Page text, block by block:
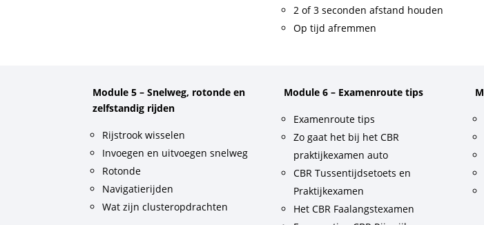
2 of 3 seconden afstand houden
Op tijd afremmen
Module 5 – Snelweg, rotonde en
zelfstandig rijden
Rijstrook wisselen
Invoegen en uitvoegen snelweg
Rotonde
Navigatierijden
Wat zijn clusteropdrachten
Module 6 – Examenroute tips
Examenroute tips
Zo gaat het bij het CBR
praktijkexamen auto
CBR Tussentijdsetoets en
Praktijkexamen
Het CBR Faalangstexamen